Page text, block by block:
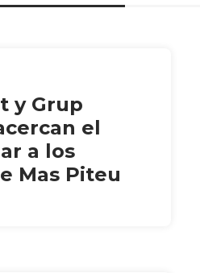
y Grup
el
a los
Mas Piteu